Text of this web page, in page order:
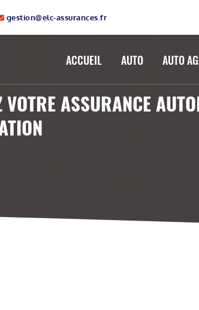
gestion@elc-assurances.fr
ACCUEIL AUTO AUTO
VOTRE ASSURANCE